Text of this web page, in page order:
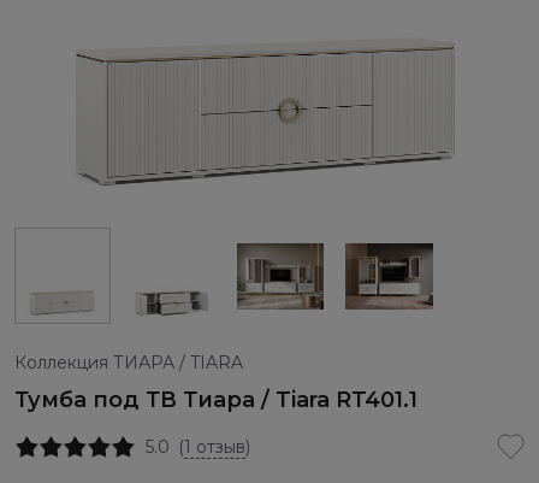
Коллекция ТИАРА / TIARA
Тумба под ТВ Тиара / Tiara RT401.1
5.0 (1 отзыв)